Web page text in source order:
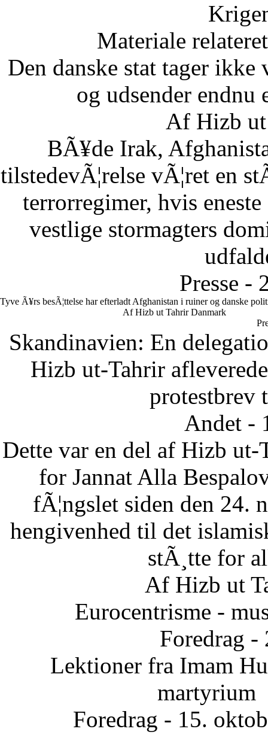
Materiale
Den danske stat tager
og udsender
Af Hizb
BÃ¥de Irak,
tilstedevÃ¦relse vÃ¦ret en
terrorregimer, hvis
vestlige stormagters
Presse -
Tyve Ã¥rs besÃ¦ttelse har efterladt Afghanistan i ruiner og danske
Af Hizb ut Tahrir Danmark
Skandinavien: En
Hizb ut-Tahrir
protestbrev
Andet -
Dette var en del af Hizb ut-
for Jannat Alla
fÃ¦ngslet siden den 24.
hengivenhed til det
stÃ¸tte for
Af Hizb ut
Eurocentrisme -
Foredrag -
Lektioner fra Imam
martyrium
Foredrag - 15.